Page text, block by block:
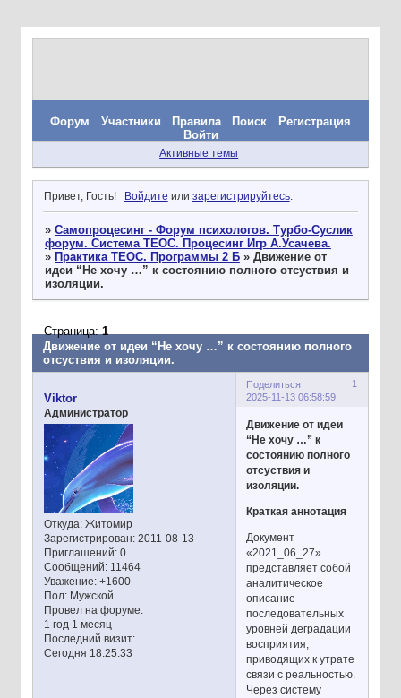
Форум Участники Правила Поиск
Регистрация
Войти
Активные темы
Привет, Гость! Войдите или зарегистрируйтесь.
» Самопроцесинг - Форум психологов. Турбо-Суслик
форум. Система ТЕОС. Процесинг Игр А.Усачева.
» Практика ТЕОС. Программы 2 Б » Движение от
идеи “Не хочу …” к состоянию полного отсуствия и
изоляции.
Движение от идеи “Не хочу …” к состоянию полного
отсуствия и изоляции.
Страница:1
Поделиться
1
2025-11-13 06:58:59
Viktor
Администратор
Откуда:Житомир
Зарегистрирован: 2011-08-13
Приглашений:0
Сообщений:11464
Уважение: +1600
Пол:Мужской
Провел на форуме:
1 год 1 месяц
Последний визит:
Сегодня 18:25:33
Движение от идеи
“Не хочу …” к
состоянию полного
отсуствия и
изоляции.
Краткая аннотация
Документ
«2021_06_27»
представляет собой
аналитическое
описание
последовательных
уровней деградации
восприятия,
приводящих к утрате
связи с реальностью.
Через систему